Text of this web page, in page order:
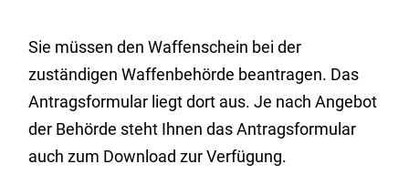
Sie müssen den Waffenschein bei der
zuständigen Waffenbehörde beantragen. Das
Antragsformular liegt dort aus. Je nach Angebot
der Behörde steht Ihnen das Antragsformular
auch zum Download zur Verfügung.